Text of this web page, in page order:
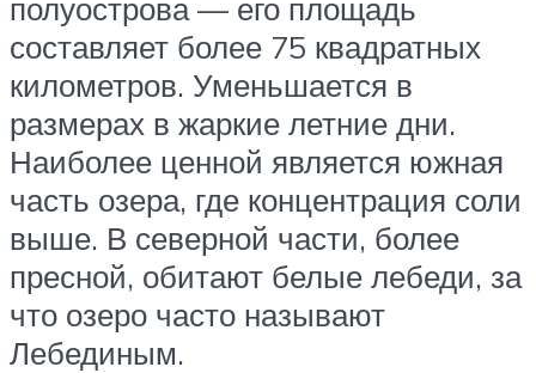
полуострова — его площадь
составляет более 75 квадратных
километров. Уменьшается в
размерах в жаркие летние дни.
Наиболее ценной является южная
часть озера, где концентрация соли
выше. В северной части, более
пресной, обитают белые лебеди, за
что озеро часто называют
Лебединым.